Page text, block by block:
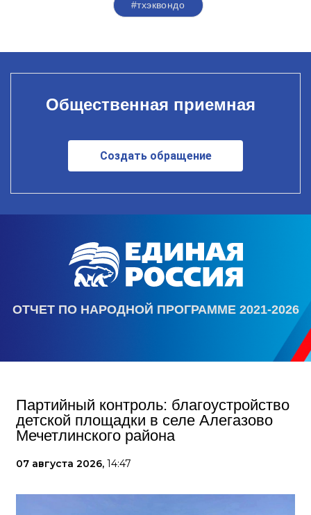
#тхэквондо
Общественная приемная
Создать обращение
ОТЧЕТ ПО НАРОДНОЙ ПРОГРАММЕ 2021-2026
Партийный контроль: благоустройство
детской площадки в селе Алегазово
Мечетлинского района
07 августа 2026, 14:47